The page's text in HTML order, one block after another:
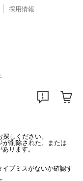
採用情報
しください。
が削除された、または
ります。
イプミスがないか確認す